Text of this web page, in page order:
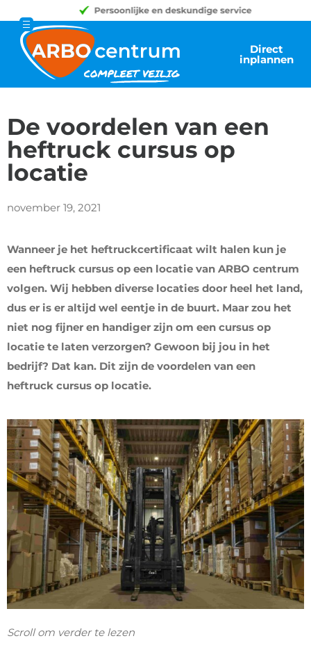
Direct
inplannen
De voordelen van een
heftruck cursus op
locatie
november 19, 2021
Wanneer je het heftruckcertificaat wilt halen kun je
een heftruck cursus op een locatie van ARBO centrum
volgen. Wij hebben diverse locaties door heel het land,
dus er is er altijd wel eentje in de buurt. Maar zou het
niet nog fijner en handiger zijn om een cursus op
locatie te laten verzorgen? Gewoon bij jou in het
bedrijf? Dat kan. Dit zijn de voordelen van een
heftruck cursus op locatie.
Scroll om verder te lezen